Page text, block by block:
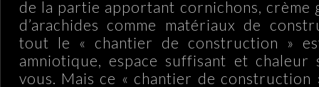
de la partie apportant cornichons, crème
d’arachides comme matériaux de
tout le « chantier de construction »
amniotique, espace suffisant et chaleur
vous. Mais ce « chantier de construction